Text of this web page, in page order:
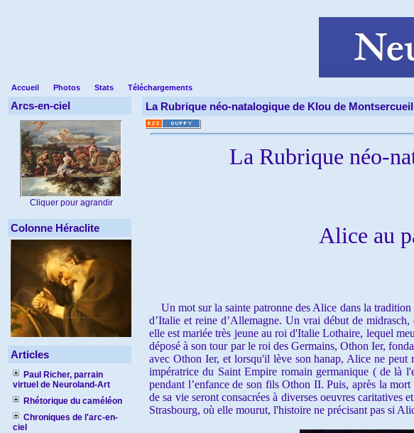
Accueil Photos Stats Téléchargements
Arcs-en-ciel
Cliquer pour agrandir
Colonne Héraclite
Articles
Paul Richer, parrain
virtuel de Neuroland-Art
Rhétorique du caméléon
Chroniques de l'arc-en-
ciel
La Rubrique néo-natalogique de Klou de
La Rubrique néo-
Alice au
Un mot sur la sainte patronne des Alice dans la
d’Italie et reine d’Allemagne. Un vrai début de
elle est mariée très jeune au roi d'Italie Lothaire, lequel
déposé à son tour par le roi des Germains, Othon Ier,
avec Othon Ier, et lorsqu'il lève son hanap, Alice ne peut
impératrice du Saint Empire romain germanique ( de là
pendant l’enfance de son fils Othon II. Puis, après la
de sa vie seront consacrées à diverses oeuvres caritatives
Strasbourg, où elle mourut, l'histoire ne précisant pas si